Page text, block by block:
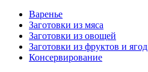
Варенье
Заготовки из мяса
Заготовки из овощей
Заготовки из фруктов и ягод
Консервирование